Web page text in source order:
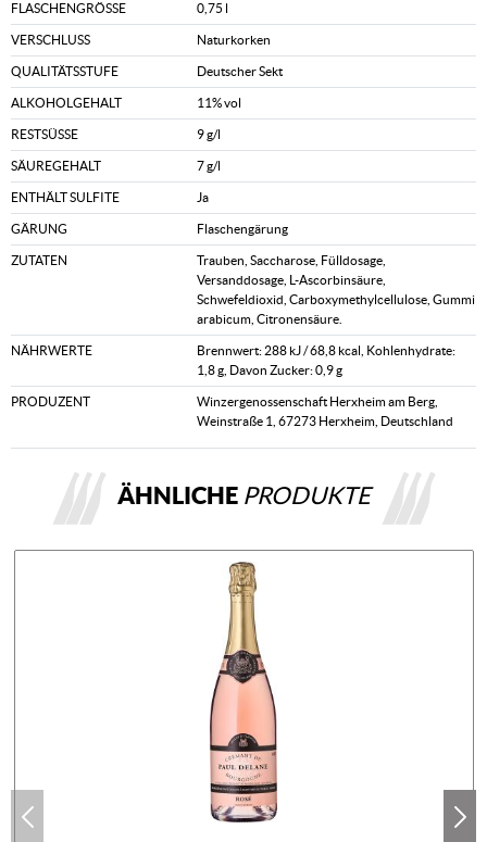
FLASCHENGRÖSSE 0,75 l
VERSCHLUSS Naturkorken
QUALITÄTSSTUFE Deutscher Sekt
ALKOHOLGEHALT 11% vol
RESTSÜSSE 9 g/l
SÄUREGEHALT 7 g/l
ENTHÄLT SULFITE Ja
GÄRUNG Flaschengärung
ZUTATEN
Trauben, Saccharose, Fülldosage,
Versanddosage, L-Ascorbinsäure,
Schwefeldioxid, Carboxymethylcellulose, Gummi
arabicum, Citronensäure.
NÄHRWERTE
Brennwert: 288 kJ / 68,8 kcal, Kohlenhydrate:
1,8 g, Davon Zucker: 0,9 g
PRODUZENT
Winzergenossenschaft Herxheim am Berg,
Weinstraße 1, 67273 Herxheim, Deutschland
ÄHNLICHE PRODUKTE